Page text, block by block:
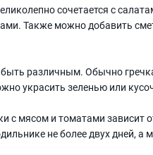
сочетается с
Также можно добавить
различным. Обычно
украсить зеленью или
с мясом и томатами
не более двух дней, а